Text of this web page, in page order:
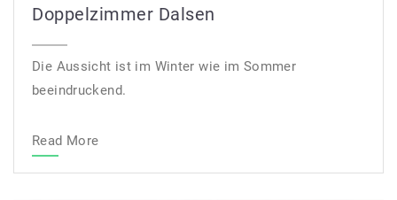
Doppelzimmer Dalsen
Die Aussicht ist im Winter wie im Sommer
beeindruckend.
Read More